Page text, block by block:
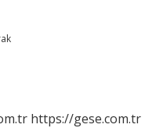
https://gese.com.tr